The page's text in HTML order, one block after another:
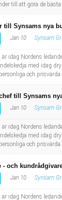
till att göra de
till Synsams nya
Jan 10 Synsam
är idag Nordens
med idag
och
till Synsams
Jan 10 Synsam
är idag Nordens
med idag
och
- och
Jan 10 Synsam
är idag Nordens